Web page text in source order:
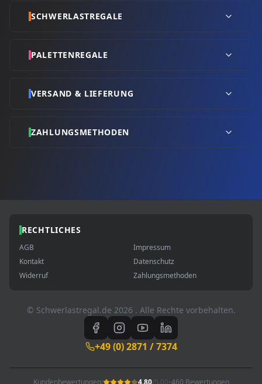
SCHWERLASTREGALE
PALETTENREGALE
VERSAND & LIEFERUNG
ZAHLUNGSMETHODEN
RECHTLICHES
AGB
Impressum
Kontakt
Datenschutz
Widerruf
Zahlungsmethoden
© Schwerlastregal.de 2026 . Alle Rechte vorbehalten.
+49 (0) 2871 / 7374
Kundenbewertungen: 4.80/5.00•460 Bewertungen